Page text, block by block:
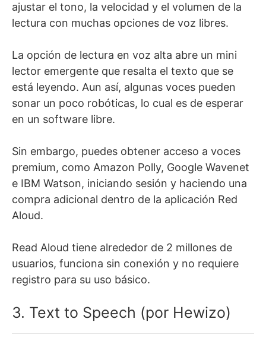
ajustar el tono, la velocidad y el volumen de la
lectura con muchas opciones de voz libres.
La opción de lectura en voz alta abre un mini
lector emergente que resalta el texto que se
está leyendo. Aun así, algunas voces pueden
sonar un poco robóticas, lo cual es de esperar
en un software libre.
Sin embargo, puedes obtener acceso a voces
premium, como Amazon Polly, Google Wavenet
e IBM Watson, iniciando sesión y haciendo una
compra adicional dentro de la aplicación Red
Aloud.
Read Aloud tiene alrededor de 2 millones de
usuarios, funciona sin conexión y no requiere
registro para su uso básico.
3. Text to Speech (por Hewizo)